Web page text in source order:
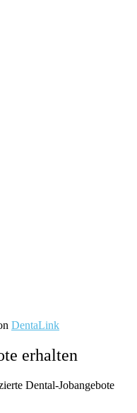
DentaLink
erhalten
Dental-Jobangebote